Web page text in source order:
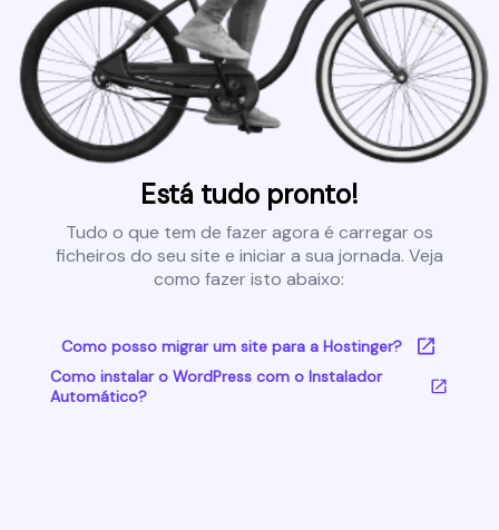
Está tudo pronto!
Tudo o que tem de fazer agora é carregar os
ficheiros do seu site e iniciar a sua jornada. Veja
como fazer isto abaixo:
Como posso migrar um site para a Hostinger?
Como instalar o WordPress com o Instalador
Automático?